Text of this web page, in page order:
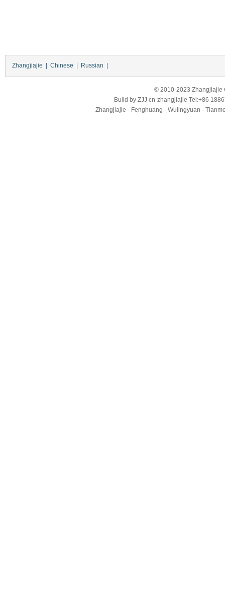
Zhangjiajie Chinese Russian
© 2010-2023 Zhangjiajie
Build by ZJJ cn-zhangjiajie Tel:+86
Zhangjiajie - Fenghuang - Wulingyuan -